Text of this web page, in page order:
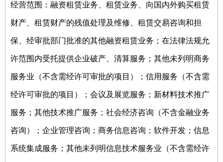
经营范围：融资租赁业务、租赁业务、向国内外购买租赁
财产、租赁财产的残值处理及维修、租赁交易咨询和担
保、经审批部门批准的其他融资租赁业务；在法律法规允
许范围内受托提供企业破产、清算服务；其他未列明商务
服务业（不含需经许可审批的项目）；信用服务（不含需
经许可审批的项目）；会议及展览服务；新材料技术推广
服务；其他技术推广服务；社会经济咨询（不含金融业务
咨询）；企业管理咨询；商务信息咨询；软件开发；信息
系统集成服务；其他未列明信息技术服务业（不含需经许